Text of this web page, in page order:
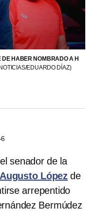
HABER NOMBRADO A H
EDUARDO DÍAZ)
senador de la
López de
arrepentido
Bermúdez